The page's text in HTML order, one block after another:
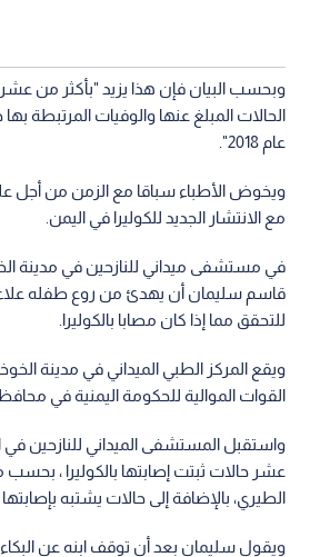
وبحسب البيان فإن هذا يزيد "بأكثر من
الحالات المبلغ عنها والوفيات المرتبطة
عام 2018".
ويخوض الأطباء سباقا مع الزمن من أجل
مع الانتشار الجديد للكوليرا في اليمن.
في مستشفى ميداني للنازحين في مدينة
قاسم سليمان أن يهدئ من روع طفله
للتحقق مما إذا كان مصابا بالكوليرا.
ويقع المركز الطبي الميداني في مدينة
القوات الموالية للحكومة اليمنية في
واستقبل المستشفى الميداني للنازحين في
عشر حالات ثبتت إصابتها بالكوليرا ،
الطيري، بالإضافة إلى حالات يشتبه بإصابتها
ويقول سليمان بعد أن توقف ابنه عن البكاء